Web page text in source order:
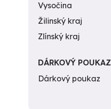
Vysočina
Žilinský kraj
Zlínský kraj
DÁRKOVÝ POUKAZ
Dárkový poukaz